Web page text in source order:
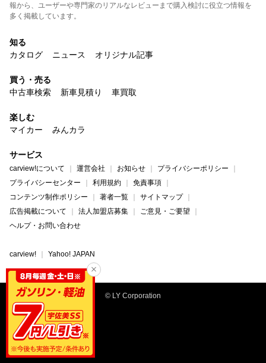
報から、ユーザーや専門家のリアルなレビューまで購入検討に役立つ情報を
多く掲載しています。
知る
カタログ
ニュース オリジナル記事
買う・売る
中古車検索
新車見積り 車買取
楽しむ
マイカー
みんカラ
サービス
carview!について 運営会社 お知らせ
プライバシーポリシー
プライバシーセンター
利用規約
免責事項
コンテンツ制作ポリシー
著者一覧
サイトマップ
広告掲載について
法人加盟店募集
ご意見・ご要望
ヘルプ・お問い合わせ
carview! Yahoo! JAPAN
© LY Corporation